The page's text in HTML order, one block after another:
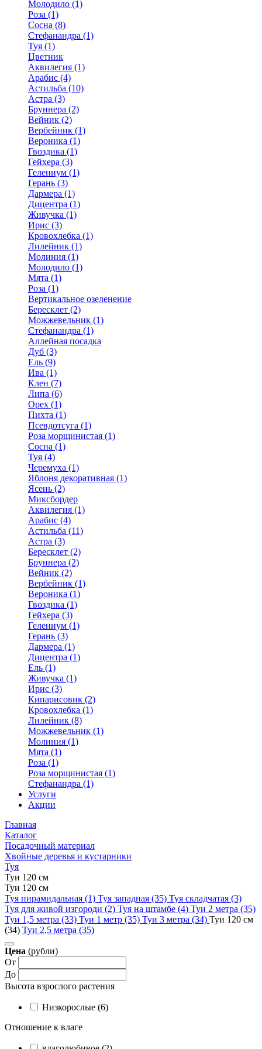
Молодило (1)
Роза (1)
Сосна (8)
Стефанандра (1)
Туя (1)
Цветник
Аквилегия (1)
Арабис (4)
Астильба (10)
Астра (3)
Бруннера (2)
Вейник (2)
Вербейник (1)
Вероника (1)
Гвоздика (1)
Гейхера (3)
Гелениум (1)
Герань (3)
Дармера (1)
Дицентра (1)
Живучка (1)
Ирис (3)
Кровохлебка (1)
Лилейник (1)
Молиния (1)
Молодило (1)
Мята (1)
Роза (1)
Вертикальное озеленение
Бересклет (2)
Можжевельник (1)
Стефанандра (1)
Аллейная посадка
Дуб (3)
Ель (9)
Ива (1)
Клен (7)
Липа (6)
Орех (1)
Пихта (1)
Псевдотсуга (1)
Роза морщинистая (1)
Сосна (1)
Туя (4)
Черемуха (1)
Яблоня декоративная (1)
Ясень (2)
Миксбордер
Аквилегия (1)
Арабис (4)
Астильба (11)
Астра (3)
Бересклет (2)
Бруннера (2)
Вейник (2)
Вербейник (1)
Вероника (1)
Гвоздика (1)
Гейхера (3)
Гелениум (1)
Герань (3)
Дармера (1)
Дицентра (1)
Ель (1)
Живучка (1)
Ирис (3)
Кипарисовик (2)
Кровохлебка (1)
Лилейник (8)
Можжевельник (1)
Молиния (1)
Мята (1)
Роза (1)
Роза морщинистая (1)
Стефанандра (1)
Услуги
Акции
Главная
Каталог
Посадочный материал
Хвойные деревья и кустарники
Туя
Туи 120 см
Туи 120 см
Туя пирамидальная (1) Туя западная (35) Туя складчатая (3)
Туя для живой изгороди (2) Туя на штамбе (4) Туи 2 метра (35)
Туи 1,5 метра (33) Туи 1 метр (35) Туи 3 метра (34) Туи 120 см
(34) Туи 2,5 метра (35)
Цена (рубли)
От
До
Высота взрослого растения
Низкорослые (6)
Отношение к влаге